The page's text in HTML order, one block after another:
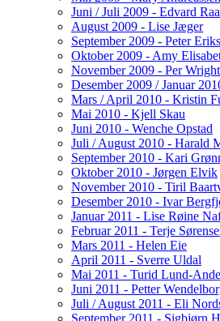
Juni / Juli 2009 - Edvard
August 2009 - Lise Jæger
September 2009 - Peter
Oktober 2009 - Amy
November 2009 - Per Wright
Desember 2009 / Januar
Mars / April 2010 - Kristin
Mai 2010 - Kjell Skau
Juni 2010 - Wenche Opstad
Juli / August 2010 - Harald
September 2010 - Kari
Oktober 2010 - Jørgen Elvik
November 2010 - Tiril
Desember 2010 - Ivar
Januar 2011 - Lise Røine
Februar 2011 - Terje
Mars 2011 - Helen Eie
April 2011 - Sverre Uldal
Mai 2011 - Turid Lund-
Juni 2011 - Petter
Juli / August 2011 - Eli
September 2011 - Sigbjørn